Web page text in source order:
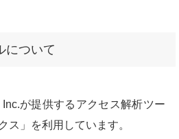
について
が提供するアクセス解析ツー
ス」を利用しています。